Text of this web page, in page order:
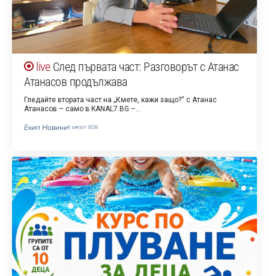
След първата част: Разговорът с Атанас
Атанасов продължава
Гледайте втората част на „Кмете, кажи защо?“ с Атанас
Атанасов – само в KANAL7.BG –…
Екип Новини6 август 2026